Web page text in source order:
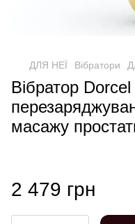
ДЛЯ НЕЇ Вібратори
Вібратор
масажу
2 479 грн